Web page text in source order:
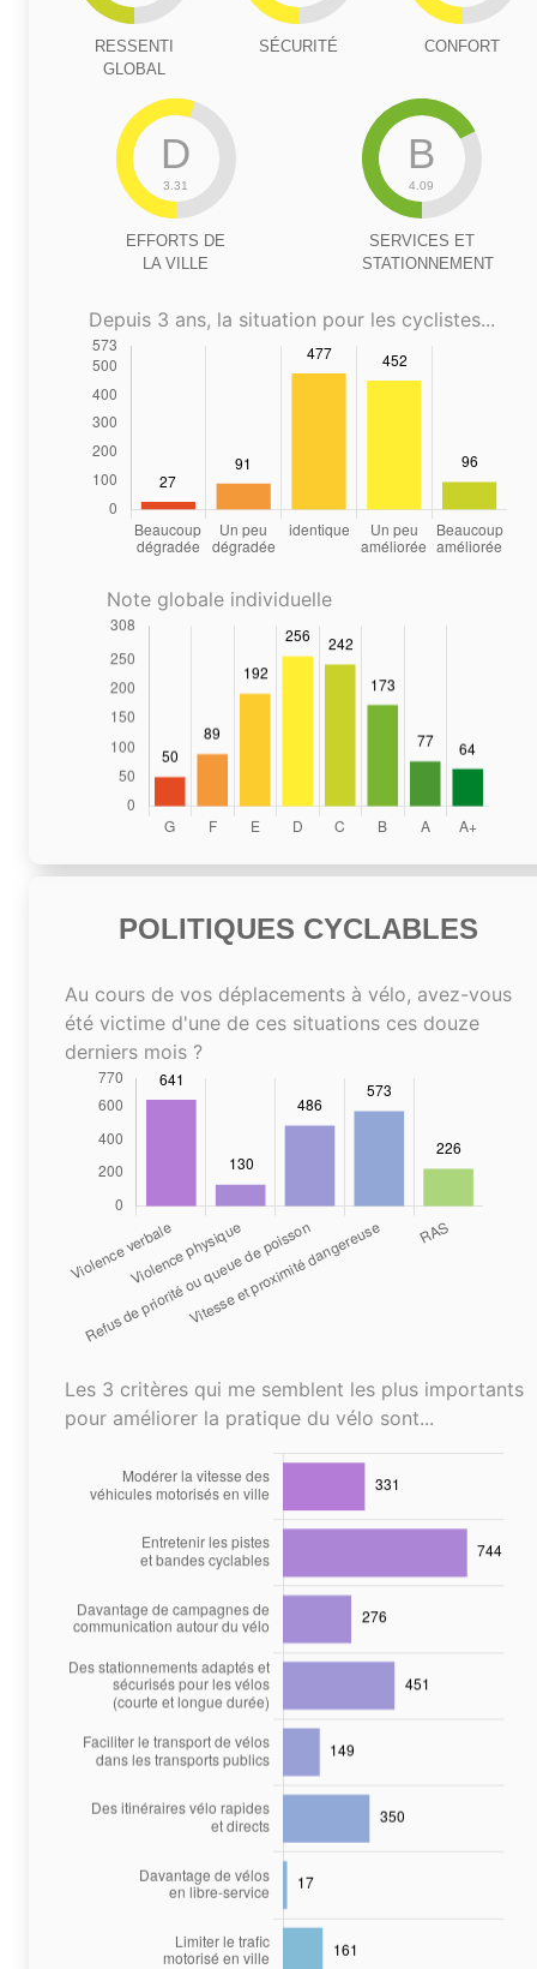
RESSENTI
GLOBAL
SÉCURITÉ CONFORT
D
3.31
EFFORTS DE
LA VILLE
B
4.09
SERVICES ET
STATIONNEMENT
Depuis 3 ans, la situation pour les cyclistes...
Note globale individuelle
POLITIQUES CYCLABLES
Au cours de vos déplacements à vélo, avez-vous
été victime d'une de ces situations ces douze
derniers mois ?
Les 3 critères qui me semblent les plus importants
pour améliorer la pratique du vélo sont...